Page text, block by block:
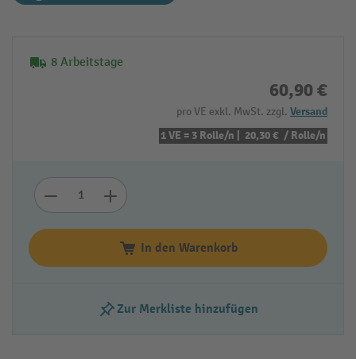
8 Arbeitstage
60,90 €
pro VE exkl. MwSt. zzgl. Versand
1 VE = 3 Rolle/n | 20,30 € / Rolle/n
In den Warenkorb
Zur Merkliste hinzufügen